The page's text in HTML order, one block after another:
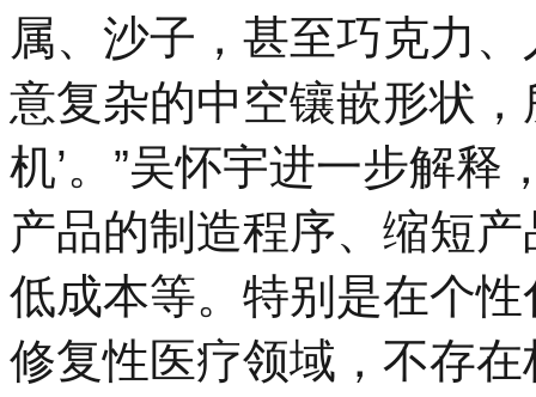
属、沙子，甚至巧克力
意复杂的中空镶嵌形状
机’。”吴怀宇进一步解
产品的制造程序、缩短
低成本等。特别是在个
修复性医疗领域，不存